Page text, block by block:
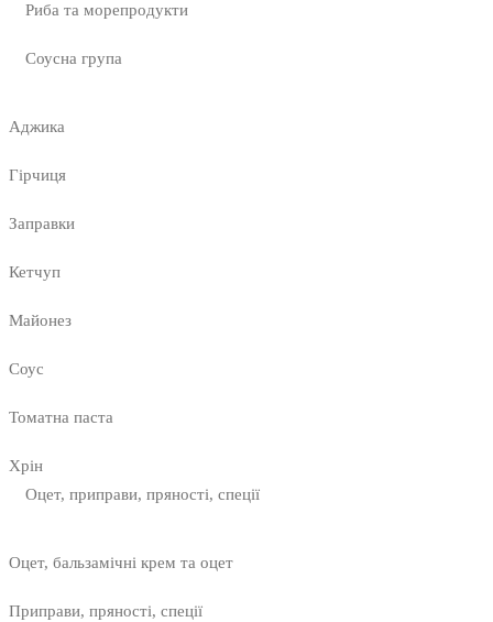
Риба та морепродукти
Соусна група
Аджика
Гірчиця
Заправки
Кетчуп
Майонез
Соус
Томатна паста
Хрін
Оцет, приправи, пряності, спеції
Оцет, бальзамічні крем та оцет
Приправи, пряності, спеції